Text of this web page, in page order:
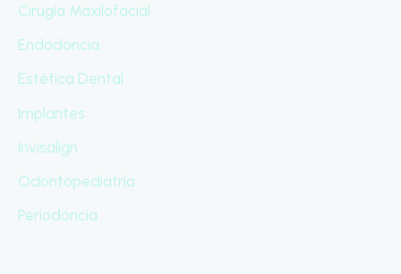
Cirugía Maxilofacial
Endodoncia
Estética Dental
Implantes
Invisalign
Odontopediatría
Periodoncia